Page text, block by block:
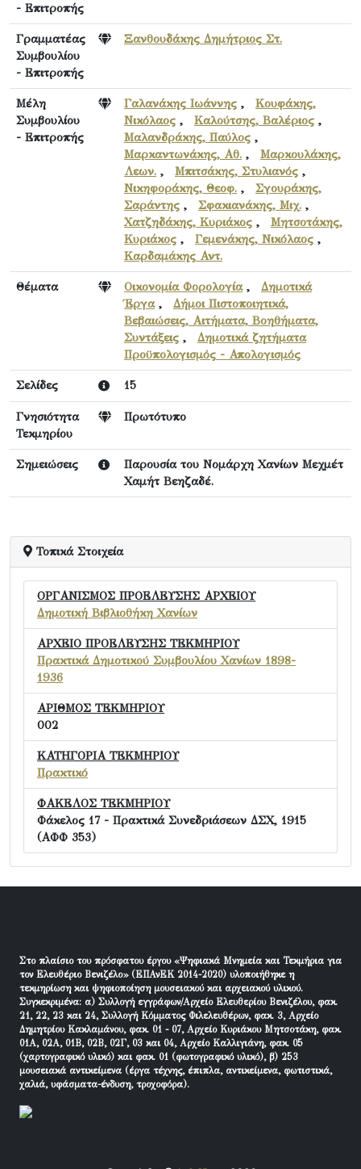
- Επιτροπής
Γραμματέας
Συμβουλίου
- Επιτροπής
Ξανθουδάκης Δημήτριος Στ.
Μέλη
Συμβουλίου
- Επιτροπής
Γαλανάκης Ιωάννης , Κουφάκης,
Νικόλαος , Καλούτσης, Βαλέριος ,
Μαλανδράκης, Παύλος ,
Μαρκαντωνάκης, Αθ. , Μαρκουλάκης,
Λεων. , Μπιτσάκης, Στυλιανός ,
Νικηφοράκης, Θεοφ. , Σγουράκης,
Σαράντης , Σφακιανάκης, Μιχ. ,
Χατζηδάκης, Κυριάκος , Μητσοτάκης,
Κυριάκος , Γεμενάκης, Νικόλαος ,
Καρδαμάκης Αντ.
Θέματα Οικονομία Φορολογία, Δημοτικά
Έργα, Δήμοι Πιστοποιητικά,
Βεβαιώσεις, Αιτήματα, Βοηθήματα,
Συντάξεις , Δημοτικά ζητήματα
Προϋπολογισμός - Απολογισμός
Σελίδες 15
Γνησιότητα
Τεκμηρίου
Πρωτότυπο
Σημειώσεις
Παρουσία του Νομάρχη Χανίων Μεχμέτ
Χαμήτ Βεηζαδέ.
Τοπικά Στοιχεία
ΟΡΓΑΝΙΣΜΟΣ ΠΡΟΕΛΕΥΣΗΣ ΑΡΧΕΙΟΥ
Δημοτική Βιβλιοθήκη Χανίων
ΑΡΧΕΙΟ ΠΡΟΕΛΕΥΣΗΣ ΤΕΚΜΗΡΙΟΥ
Πρακτικά Δημοτικού Συμβουλίου Χανίων 1898-
1936
ΑΡΙΘΜΟΣ ΤΕΚΜΗΡΙΟΥ
002
ΚΑΤΗΓΟΡΙΑ ΤΕΚΜΗΡΙΟΥ
Πρακτικό
ΦΑΚΕΛΟΣ ΤΕΚΜΗΡΙΟΥ
Φάκελος 17 - Πρακτικά Συνεδριάσεων ΔΣΧ, 1915
(ΑΦΦ 353)
Στο πλαίσιο του πρόσφατου έργου «Ψηφιακά Μνημεία και Τεκμήρια για
τον Ελευθέριο Βενιζέλο» (ΕΠΑνΕΚ 2014-2020) υλοποιήθηκε η
τεκμηρίωση και ψηφιοποίηση μουσειακού και αρχειακού υλικού.
Συγκεκριμένα: α) Συλλογή εγγράφων/Αρχείο Ελευθερίου Βενιζέλου, φακ.
21, 22, 23 και 24, Συλλογή Κόμματος Φιλελευθέρων, φακ. 3, Αρχείο
Δημητρίου Κακλαμάνου, φακ. 01 - 07, Αρχείο Κυριάκου Μητσοτάκη, φακ.
01Α, 02Α, 01Β, 02Β, 02Γ, 03 και 04, Αρχείο Καλλιγιάνη, φακ. 05
(χαρτογραφικό υλικό) και φακ. 01 (φωτογραφικό υλικό), β) 253
μουσειακά αντικείμενα (έργα τέχνης, έπιπλα, αντικείμενα, φωτιστικά,
χαλιά, υφάσματα-ένδυση, τροχοφόρα).